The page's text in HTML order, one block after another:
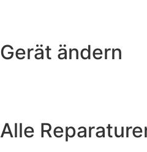
Gerät ändern
Alle